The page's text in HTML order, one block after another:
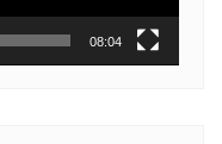
08:04